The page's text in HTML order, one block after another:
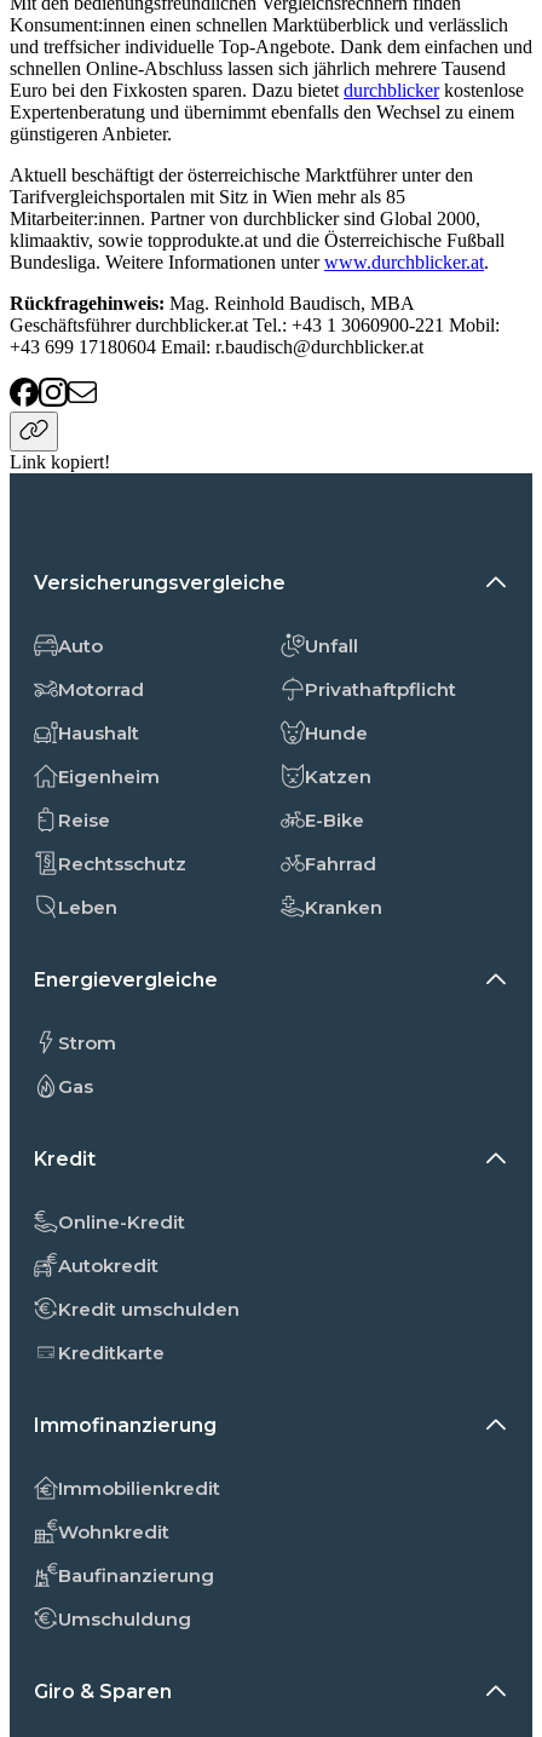
Konsument:innen einen schnellen Marktüberblick und verlässlich
und treffsicher individuelle Top-Angebote. Dank dem einfachen und
schnellen Online-Abschluss lassen sich jährlich mehrere Tausend
Euro bei den Fixkosten sparen. Dazu bietet durchblickerkostenlose
Expertenberatung und übernimmt ebenfalls den Wechsel zu einem
günstigeren Anbieter.
Aktuell beschäftigt der österreichische Marktführer unter den
Tarifvergleichsportalen mit Sitz in Wien mehr als 85
Mitarbeiter:innen. Partner von durchblicker sind Global 2000,
klimaaktiv, sowie topprodukte.at und die Österreichische Fußball
Bundesliga. Weitere Informationen unterwww.durchblicker.at.
Rückfragehinweis: Mag. Reinhold Baudisch, MBA
Geschäftsführer durchblicker.at Tel.: +43 1 3060900-221 Mobil:
+43 699 17180604 Email: r.baudisch@durchblicker.at
Link kopiert!
Versicherungsvergleiche
Auto
Motorrad
Haushalt
Eigenheim
Reise
Rechtsschutz
Leben
Unfall
Privathaftpflicht
Hunde
Katzen
E-Bike
Fahrrad
Kranken
Energievergleiche
Strom
Gas
Kredit
Online-Kredit
Autokredit
Kredit umschulden
Kreditkarte
Immofinanzierung
Immobilienkredit
Wohnkredit
Baufinanzierung
Umschuldung
Giro & Sparen